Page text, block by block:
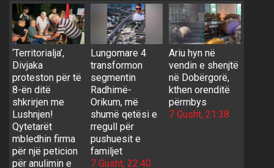
‘Territorialja’,
Divjaka
proteston për të
8-ën ditë
shkrirjen me
Lushnjen!
Qytetarët
mbledhin firma
për një peticion
për anulimin e
Lungomare 4
transformon
segmentin
Radhimë-
Orikum, më
shumë qetësi e
rregull për
pushuesit e
familjet
7 Gusht, 22:40
Ariu hyn në
vendin e shenjtë
në Dobërgorë,
kthen orenditë
përmbys
7 Gusht, 21:38